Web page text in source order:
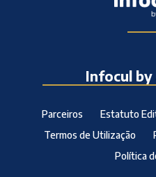
Infocul by
Parceiros Estatuto
Termos de Utilização
Política